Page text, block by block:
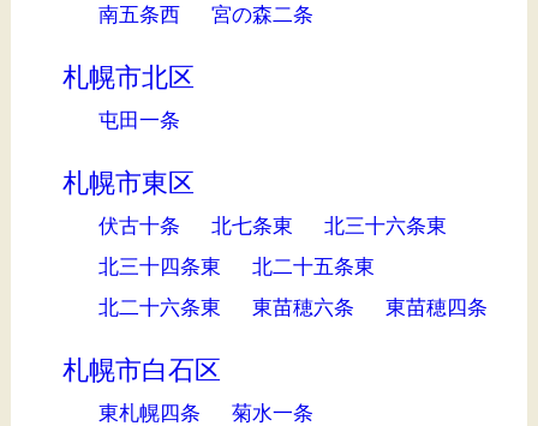
南五条西 宮の森二条
札幌市北区
屯田一条
札幌市東区
伏古十条 北七条東
北三十六条東
北三十四条東
北二十五条東
北二十六条東
東苗穂六条 東苗穂四条
札幌市白石区
東札幌四条 菊水一条